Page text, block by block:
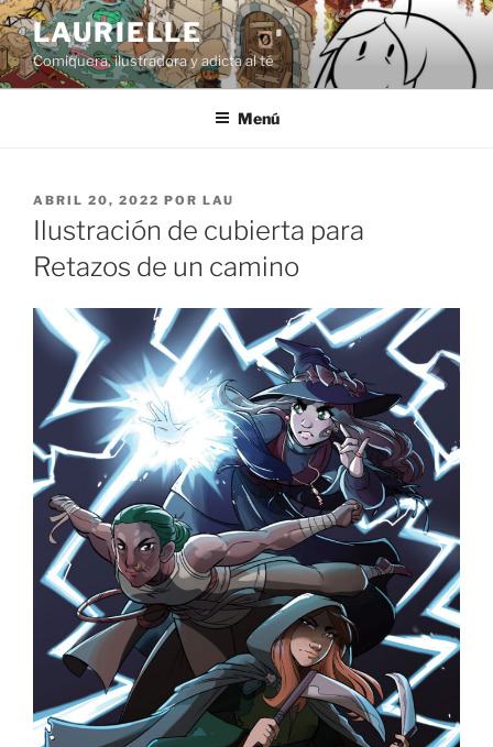
Saltar
al
contenido
LAURIELLE
Comiquera, ilustradora y adicta al té
Menú
PUBLICADO
EL
ABRIL 20, 2022 POR LAU
Ilustración de cubierta para
Retazos de un camino